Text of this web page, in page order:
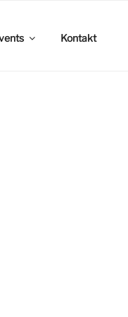
Kontakt